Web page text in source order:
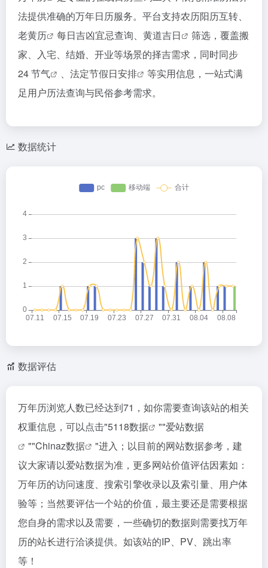
法提供准确的万年日历服务。平台支持农历阳历互转、
老黄历
每日吉凶宜忌查询、 黄道吉日
筛选，覆盖搬
家、入宅、结婚、开业等场景的择吉需求，同时同步
24 节气
、法定节假日安排
等实用信息，一站式满
足用户历法查询与民俗参考需求。
数据统计
数据评估
万年历浏览人数已经达到71，如你需要查询该站的相关
权重信息，可以点击"5118数据 ""爱站数据
""Chinaz数据
"进入；以目前的网站数据参考，建
议大家请以爱站数据为准，更多网站价值评估因素如：
万年历的访问速度、搜索引擎收录以及索引量、用户体
验等；当然要评估一个站的价值，最主要还是需要根据
您自身的需求以及需要，一些确切的数据则需要找万年
历的站长进行洽谈提供。如该站的IP、PV、跳出率
等！